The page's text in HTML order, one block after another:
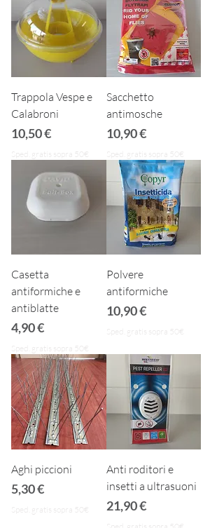
Trappola Vespe e
Calabroni
Prezzo
10,50 €
Sped. gratis sopra 50€
Sacchetto
antimosche
Prezzo
10,90 €
Sped. gratis sopra 50€
Casetta
antiformiche e
antiblatte
Prezzo
4,90 €
Sped. gratis sopra 50€
Polvere
antiformiche
Prezzo
10,90 €
Sped. gratis sopra 50€
Aghi piccioni
Prezzo
5,30 €
Sped. gratis sopra 50€
Anti roditori e
insetti a ultrasuoni
Prezzo
21,90 €